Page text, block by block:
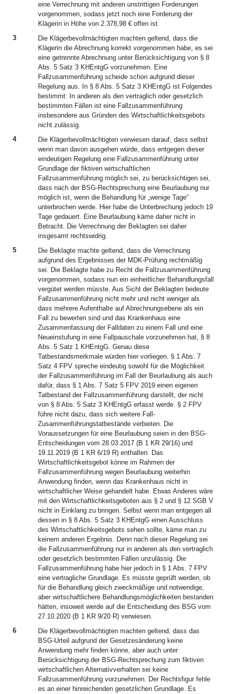
eine Verrechnung mit anderen unstrittigen Forderungen
vorgenommen, sodass jetzt noch eine Forderung der
Klägerin in Höhe von 2.378,98 € offen ist.
3
Die Klägerbevollmächtigten machten geltend, dass die
Klägerin die Abrechnung korrekt vorgenommen habe, es sei
eine getrennte Abrechnung unter Berücksichtigung von § 8
Abs. 5 Satz 3 KHEntgG vorzunehmen. Eine
Fallzusammenführung scheide schon aufgrund dieser
Regelung aus. In § 8 Abs. 5 Satz 3 KHEntgG ist Folgendes
bestimmt: In anderen als den vertraglich oder gesetzlich
bestimmten Fällen ist eine Fallzusammenführung
insbesondere aus Gründen des Wirtschaftlichkeitsgebots
nicht zulässig.
4
Die Klägerbevollmächtigten verwiesen darauf, dass selbst
wenn man davon ausgehen würde, dass entgegen dieser
eindeutigen Regelung eine Fallzusammenführung unter
Grundlage der fiktiven wirtschaftlichen
Fallzusammenführung möglich sei, zu berücksichtigen sei,
dass nach der BSG-Rechtsprechung eine Beurlaubung nur
möglich ist, wenn die Behandlung für „wenige Tage“
unterbrochen werde. Hier habe die Unterbrechung jedoch 19
Tage gedauert. Eine Beurlaubung käme daher nicht in
Betracht. Die Verrechnung der Beklagten sei daher
insgesamt rechtswidrig.
5
Die Beklagte machte geltend, dass die Verrechnung
aufgrund des Ergebnisses der MDK-Prüfung rechtmäßig
sei. Die Beklagte habe zu Recht die Fallzusammenführung
vorgenommen, sodass nun ein einheitlicher Behandlungsfall
vergütet werden müsste. Aus Sicht der Beklagten bedeute
Fallzusammenführung nicht mehr und nicht weniger als
dass mehrere Aufenthalte auf Abrechnungsebene als ein
Fall zu bewerten sind und das Krankenhaus eine
Zusammenfassung der Falldaten zu einem Fall und eine
Neueinstufung in eine Fallpauschale vorzunehmen hat, § 8
Abs. 5 Satz 1 KHEntgG. Genau diese
Tatbestandsmerkmale würden hier vorliegen. § 1 Abs. 7
Satz 4 FPV spreche eindeutig sowohl für die Möglichkeit
der Fallzusammenführung im Fall der Beurlaubung als auch
dafür, dass § 1 Abs. 7 Satz 5 FPV 2019 einen eigenen
Tatbestand der Fallzusammenführung darstellt, der nicht
von § 8 Abs. 5 Satz 3 KHEntgG erfasst werde. § 2 FPV
führe nicht dazu, dass sich weitere Fall-
Zusammenführungstatbestände verbieten. Die
Voraussetzungen für eine Beurlaubung seien in den BSG-
Entscheidungen vom 28.03.2017 (B 1 KR 29/16) und
19.11.2019 (B 1 KR 6/19 R) enthalten. Das
Wirtschaftlichkeitsgebot könne im Rahmen der
Fallzusammenführung wegen Beurlaubung weiterhin
Anwendung finden, wenn das Krankenhaus nicht in
wirtschaftlicher Weise gehandelt habe. Etwas Anderes wäre
mit den Wirtschaftlichkeitsgeboten aus § 2 und § 12 SGB V
nicht in Einklang zu bringen. Selbst wenn man entgegen all
dessen in § 8 Abs. 5 Satz 3 KHEntgG einen Ausschluss
des Wirtschaftlichkeitsgebots sehen sollte, käme man zu
keinem anderen Ergebnis. Denn nach dieser Regelung sei
die Fallzusammenführung nur in anderen als den vertraglich
oder gesetzlich bestimmten Fällen unzulässig. Die
Fallzusammenführung habe hier jedoch in § 1 Abs. 7 FPV
eine vertragliche Grundlage. Es müsste geprüft werden, ob
für die Behandlung gleich zweckmäßige und notwendige,
aber wirtschaftlichere Behandlungsmöglichkeiten bestanden
hätten, insoweit werde auf die Entscheidung des BSG vom
27.10.2020 (B 1 KR 9/20 R) verwiesen.
6
Die Klägerbevollmächtigten machten geltend, dass das
BSG-Urteil aufgrund der Gesetzesänderung keine
Anwendung mehr finden könne, aber auch unter
Berücksichtigung der BSG-Rechtsprechung zum fiktiven
wirtschaftlichen Alternativverhalten sei keine
Fallzusammenführung vorzunehmen. Der Rechtsfigur fehle
es an einer hinreichenden gesetzlichen Grundlage. Es